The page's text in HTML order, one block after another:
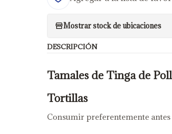
Mostrar stock de ubicaciones
DESCRIPCIÓN
Tamales de Tinga de
Tortillas
Consumir preferentemente antes